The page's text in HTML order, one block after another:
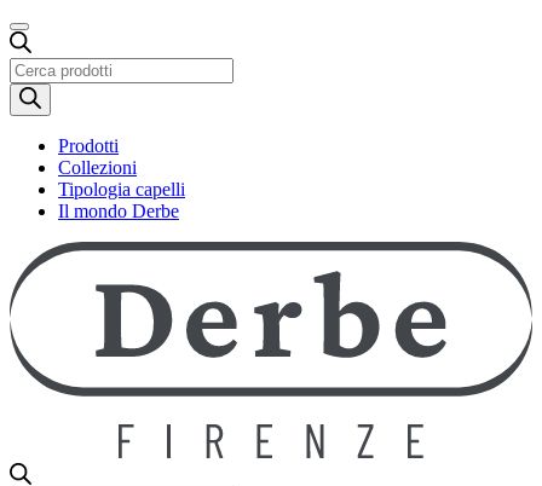
Ricerca
prodotti
Prodotti
Collezioni
Tipologia capelli
Il mondo Derbe